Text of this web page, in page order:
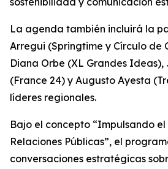
La agenda también incluirá la
Arregui (Springtime y Círculo de
Diana Orbe (XL Grandes
(France 24) y Augusto Ayesta
líderes regionales.
Bajo el concepto “Impulsando
Relaciones Públicas”, el
conversaciones estratégicas